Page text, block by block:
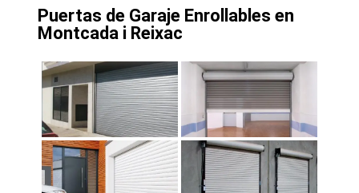
Puertas de Garaje Enrollables en
Montcada i Reixac